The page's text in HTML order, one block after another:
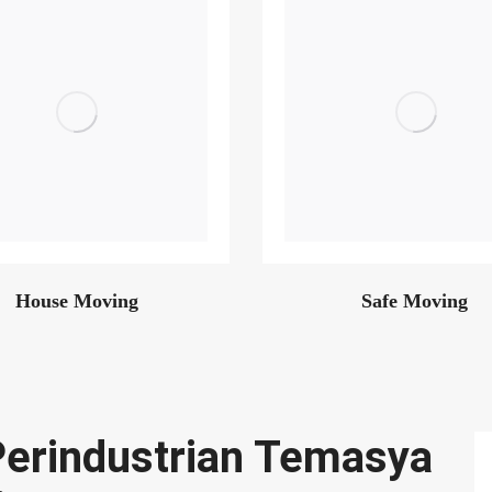
House Moving Safe Moving
Temasya